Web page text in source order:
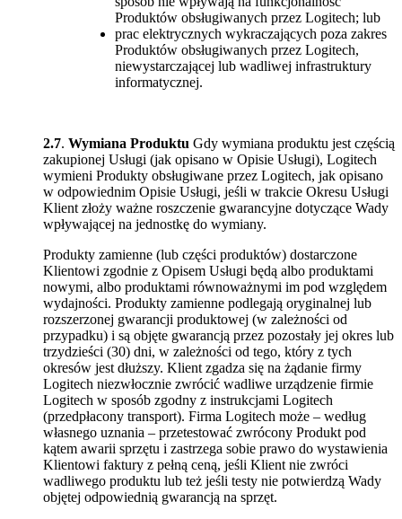
Produktów obsługiwanych przez Logitech; lub
prac elektrycznych wykraczających poza zakres
Produktów obsługiwanych przez Logitech,
niewystarczającej lub wadliwej infrastruktury
informatycznej.
2.7. Wymiana Produktu Gdy wymiana produktu jest częścią
zakupionej Usługi (jak opisano w Opisie Usługi), Logitech
wymieni Produkty obsługiwane przez Logitech, jak opisano
w odpowiednim Opisie Usługi, jeśli w trakcie Okresu Usługi
Klient złoży ważne roszczenie gwarancyjne dotyczące Wady
wpływającej na jednostkę do wymiany.
Produkty zamienne (lub części produktów) dostarczone
Klientowi zgodnie z Opisem Usługi będą albo produktami
nowymi, albo produktami równoważnymi im pod względem
wydajności. Produkty zamienne podlegają oryginalnej lub
rozszerzonej gwarancji produktowej (w zależności od
przypadku) i są objęte gwarancją przez pozostały jej okres lub
trzydzieści (30) dni, w zależności od tego, który z tych
okresów jest dłuższy. Klient zgadza się na żądanie firmy
Logitech niezwłocznie zwrócić wadliwe urządzenie firmie
Logitech w sposób zgodny z instrukcjami Logitech
(przedpłacony transport). Firma Logitech może – według
własnego uznania – przetestować zwrócony Produkt pod
kątem awarii sprzętu i zastrzega sobie prawo do wystawienia
Klientowi faktury z pełną ceną, jeśli Klient nie zwróci
wadliwego produktu lub też jeśli testy nie potwierdzą Wady
objętej odpowiednią gwarancją na sprzęt.